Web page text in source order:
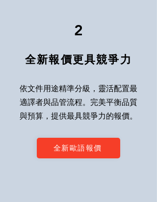
2
全新報價更具競爭力
依文件用途精準分級，靈活配置最
適譯者與品管流程。完美平衡品質
與預算，提供最具競爭力的報價。
全新歐語報價